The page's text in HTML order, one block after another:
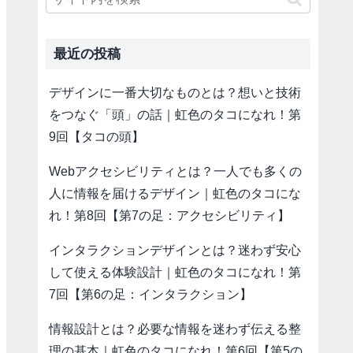
最近の投稿
デザインに一番大切なものとは？想いと技術
をつなぐ「頭」の話｜虹色のタコになれ！第
9回【タコの頭】
Webアクセシビリティとは？一人でも多くの
人に情報を届けるデザイン｜虹色のタコにな
れ！第8回【第7の足：アクセシビリティ】
インタラクションデザインとは？迷わず安心
して使える体験設計｜虹色のタコになれ！第
7回【第6の足：インタラクション】
情報設計とは？必要な情報を迷わず伝える整